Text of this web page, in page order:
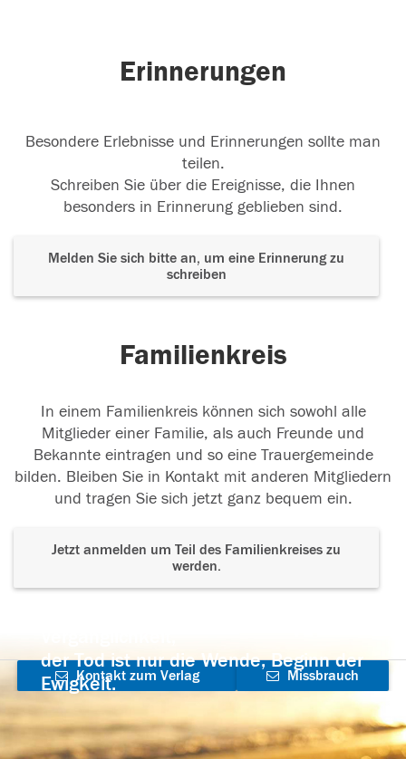
Erinnerungen
Besondere Erlebnisse und Erinnerungen sollte man
teilen.
Schreiben Sie über die Ereignisse, die Ihnen
besonders in Erinnerung geblieben sind.
Melden Sie sich bitte an, um eine Erinnerung zu
schreiben
Familienkreis
In einem Familienkreis können sich sowohl alle
Mitglieder einer Familie, als auch Freunde und
Bekannte eintragen und so eine Trauergemeinde
bilden. Bleiben Sie in Kontakt mit anderen Mitgliedern
und tragen Sie sich jetzt ganz bequem ein.
Jetzt anmelden um Teil des Familienkreises zu
werden.
der Tod ist nur die Wende, Beginn der
Ewigkeit.
Kontakt zum Verlag
aufnehmen
Missbrauch